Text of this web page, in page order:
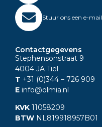
Stuur ons een e-mail
Contactgegevens
Stephensonstraat 9
4004 JA Tiel
T +31 (0)344 – 726 909
E info@olmia.nl
KVK 11058209
BTW NL819918957B01